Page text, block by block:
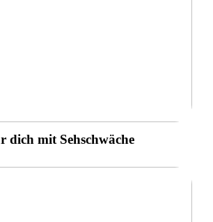
dich mit Sehschwäche